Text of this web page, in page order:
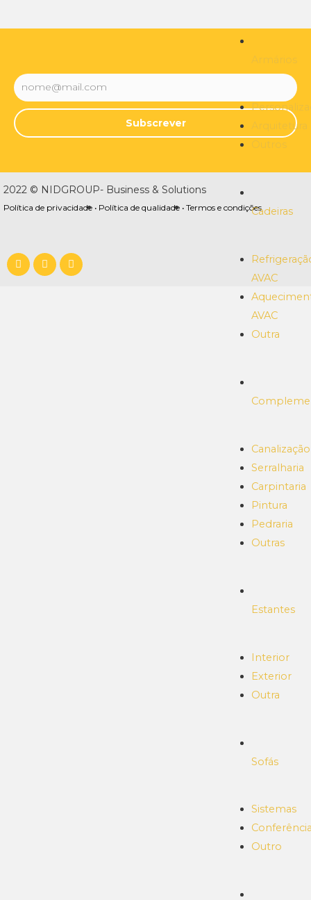
Armários
Arquitetura
Outros
Cadeiras
AVAC
AVAC
Outra
Canalização
Serralharia
Carpintaria
Pintura
Pedraria
Outras
Estantes
Interior
Exterior
Outra
Sofás
Sistemas
Outro
Subscrever
2022 © NIDGROUP- Business & Solutions
Política de privacidade • Política de qualidade • Termos e condições